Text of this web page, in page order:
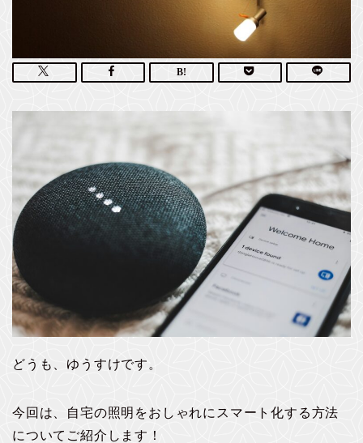
どうも、ゆうすけです。
今回は、自宅の照明をおしゃれにスマート化する方法
についてご紹介します！